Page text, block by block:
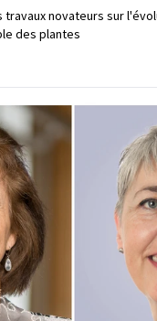
travaux novateurs sur
des plantes